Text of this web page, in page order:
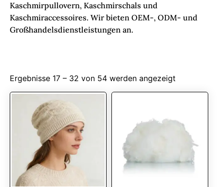
Kaschmirpullovern, Kaschmirschals und
Kaschmiraccessoires. Wir bieten OEM-, ODM- und
Großhandelsdienstleistungen an.
Ergebnisse 17 – 32 von 54 werden angezeigt